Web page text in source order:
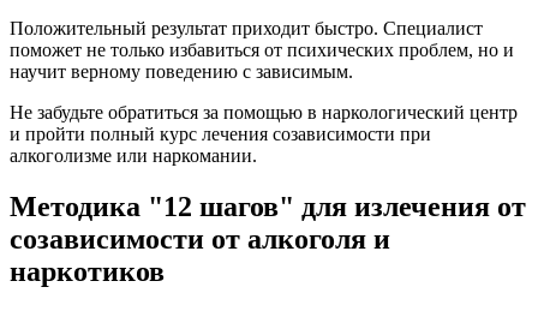
Положительный результат приходит быстро. Специалист
поможет не только избавиться от психических проблем, но и
научит верному поведению с зависимым.
Не забудьте обратиться за помощью в наркологический центр
и пройти полный курс лечения созависимости при
алкоголизме или наркомании.
Методика "12 шагов" для излечения от
созависимости от алкоголя и
наркотиков